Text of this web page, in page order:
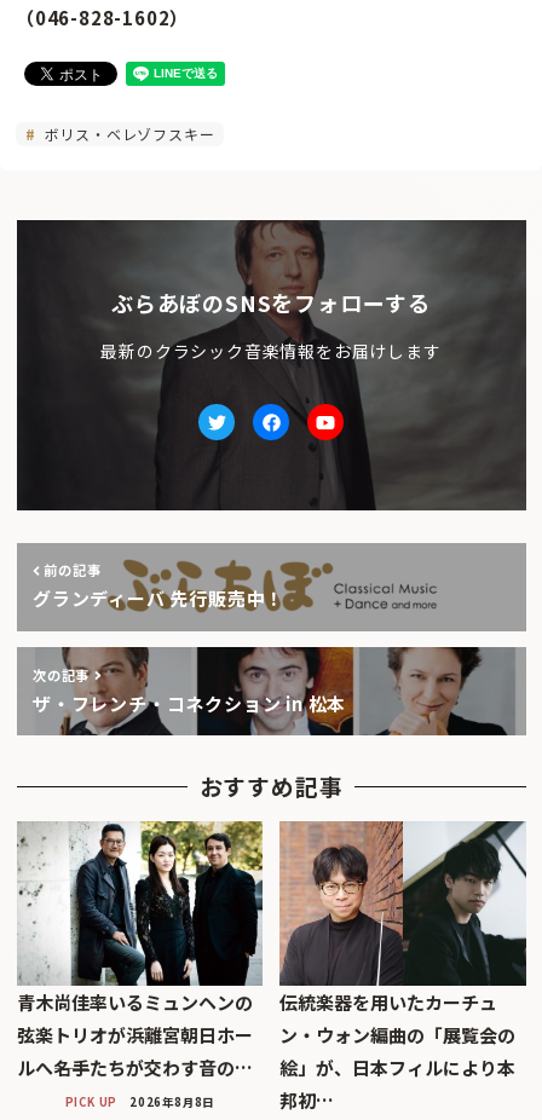
（046-828-1602）
ボリス・ベレゾフスキー
ぶらあぼのSNSをフォローする
最新のクラシック音楽情報をお届けします
TwitterfacebookYoutube
前の記事
グランディーバ 先行販売中！
次の記事
ザ・フレンチ・コネクション in 松本
おすすめ記事
青木尚佳率いるミュンヘンの
弦楽トリオが浜離宮朝日ホー
ルへ――名手たちが交わす音の…
PICK UP 2026年8月8日
伝統楽器を用いたカーチュ
ン・ウォン編曲の「展覧会の
絵」が、日本フィルにより本
邦初…